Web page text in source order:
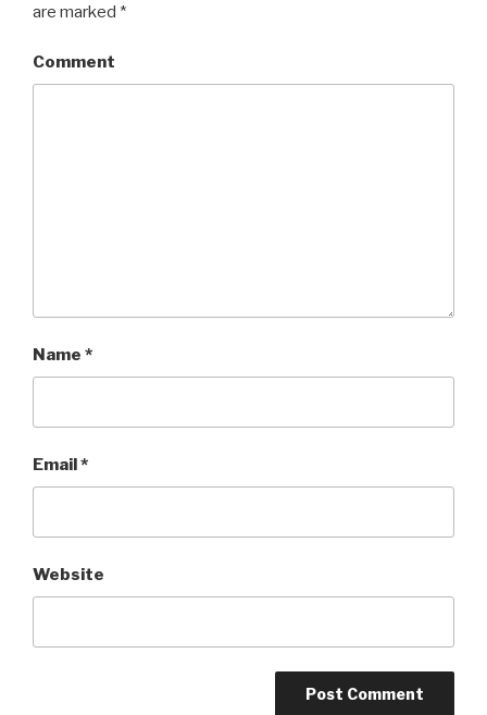
are marked *
Comment
Name *
Email *
Website